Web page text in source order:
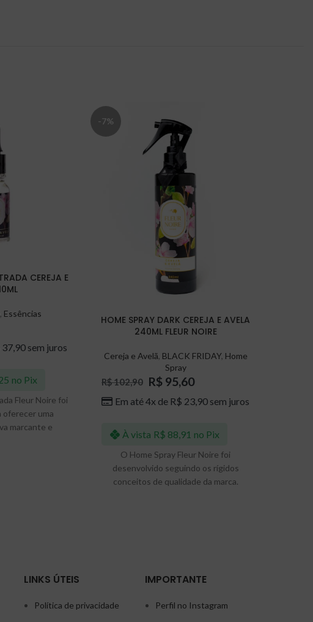
CEREJA E
, Essências
37,90 sem juros
no Pix
Fleur Noire foi
oferecer uma
marcante e
-7%
HOME SPRAY DARK CEREJA E AVELA
240ML FLEUR NOIRE
Cereja e Avelã, BLACK FRIDAY, Home
Spray
R$102,90 R$ 95,60
Em até 4x de R$ 23,90 sem juros
À vista R$ 88,91 no Pix
O Home Spray Fleur Noire foi
desenvolvido seguindo os rígidos
conceitos de qualidade da marca.
perfumar ambientes, cortinas (aplicados
LINKS ÚTEIS
Política de privacidade
IMPORTANTE
Perfil no Instagram